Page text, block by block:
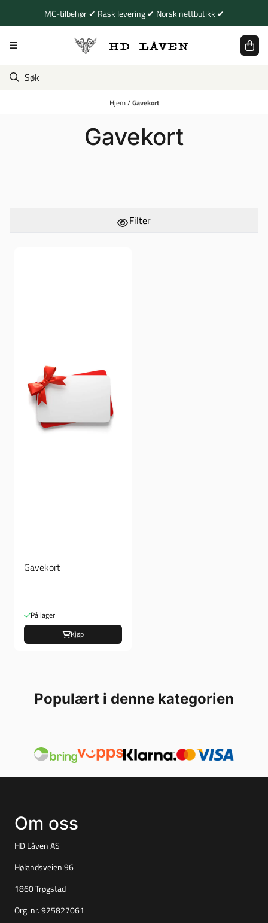
Hopp til innholdMC-tilbehør ✔ Rask levering ✔ Norsk nettbutikk ✔
Hjem/Gavekort
Gavekort
Filter
Gavekort
På lager
Kjøp
Populært i denne kategorien
Om oss
HD Låven AS
Hølandsveien 96
1860 Trøgstad
Org. nr. 925827061